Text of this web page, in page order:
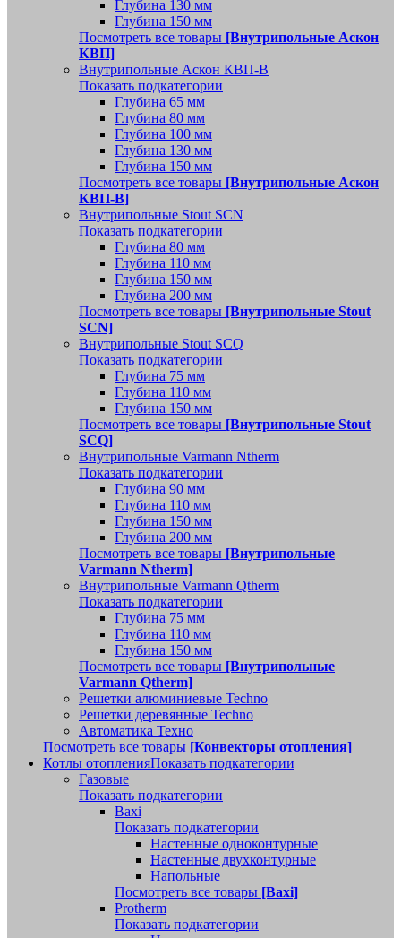
Глубина 130 мм
Глубина 150 мм
Посмотреть все товары [Внутрипольные Аскон
КВП]
Внутрипольные Аскон КВП-В
Показать подкатегории
Глубина 65 мм
Глубина 80 мм
Глубина 100 мм
Глубина 130 мм
Глубина 150 мм
Посмотреть все товары [Внутрипольные Аскон
КВП-В]
Внутрипольные Stout SCN
Показать подкатегории
Глубина 80 мм
Глубина 110 мм
Глубина 150 мм
Глубина 200 мм
Посмотреть все товары [Внутрипольные Stout
SCN]
Внутрипольные Stout SCQ
Показать подкатегории
Глубина 75 мм
Глубина 110 мм
Глубина 150 мм
Посмотреть все товары [Внутрипольные Stout
SCQ]
Внутрипольные Varmann Ntherm
Показать подкатегории
Глубина 90 мм
Глубина 110 мм
Глубина 150 мм
Глубина 200 мм
Посмотреть все товары [Внутрипольные
Varmann Ntherm]
Внутрипольные Varmann Qtherm
Показать подкатегории
Глубина 75 мм
Глубина 110 мм
Глубина 150 мм
Посмотреть все товары [Внутрипольные
Varmann Qtherm]
Решетки алюминиевые Techno
Решетки деревянные Techno
Автоматика Техно
Посмотреть все товары [Конвекторы отопления]
Котлы отопленияПоказать подкатегории
Газовые
Показать подкатегории
Baxi
Показать подкатегории
Настенные одноконтурные
Настенные двухконтурные
Напольные
Посмотреть все товары [Baxi]
Protherm
Показать подкатегории